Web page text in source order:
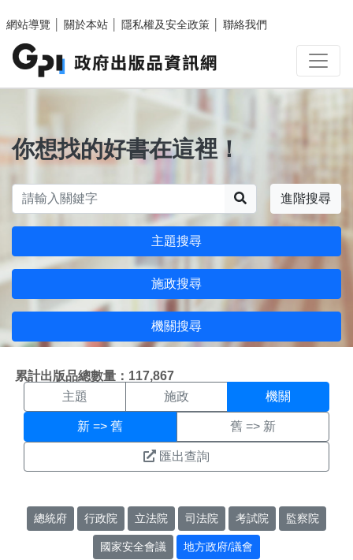
網站導覽
關於本站 隱私權及安全政策 聯絡我們
你想找的好書在這裡！
進階搜尋
主題搜尋
施政搜尋
機關搜尋
累計出版品總數量：117,867
機關搜尋結果頁面
主題 施政 機關
新 => 舊 舊 => 新
匯出查詢
總統府 行政院 立法院 司法院 考試院 監察院
國家安全會議 地方政府/議會